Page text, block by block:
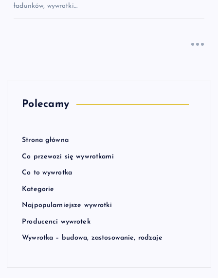
ładunków, wywrotki…
Polecamy
Strona główna
Co przewozi się wywrotkami
Co to wywrotka
Kategorie
Najpopularniejsze wywrotki
Producenci wywrotek
Wywrotka – budowa, zastosowanie, rodzaje